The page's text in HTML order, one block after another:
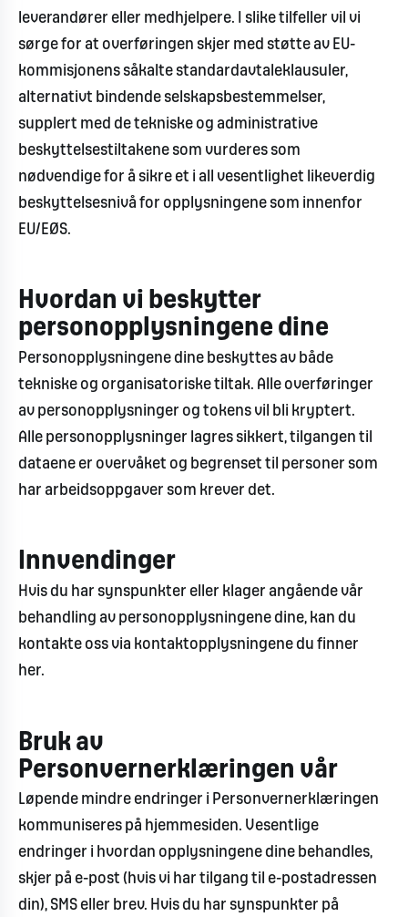
leverandører eller medhjelpere. I slike tilfeller vil vi
sørge for at overføringen skjer med støtte av EU-
kommisjonens såkalte standardavtaleklausuler,
alternativt bindende selskapsbestemmelser,
supplert med de tekniske og administrative
beskyttelsestiltakene som vurderes som
nødvendige for å sikre et i all vesentlighet likeverdig
beskyttelsesnivå for opplysningene som innenfor
EU/EØS.
Hvordan vi beskytter
personopplysningene dine
Personopplysningene dine beskyttes av både
tekniske og organisatoriske tiltak. Alle overføringer
av personopplysninger og tokens vil bli kryptert.
Alle personopplysninger lagres sikkert, tilgangen til
dataene er overvåket og begrenset til personer som
har arbeidsoppgaver som krever det.
Innvendinger
Hvis du har synspunkter eller klager angående vår
behandling av personopplysningene dine, kan du
kontakte oss via kontaktopplysningene du finner
her.
Bruk av
Personvernerklæringen vår
Løpende mindre endringer i Personvernerklæringen
kommuniseres på hjemmesiden. Vesentlige
endringer i hvordan opplysningene dine behandles,
skjer på e-post (hvis vi har tilgang til e-postadressen
din), SMS eller brev. Hvis du har synspunkter på